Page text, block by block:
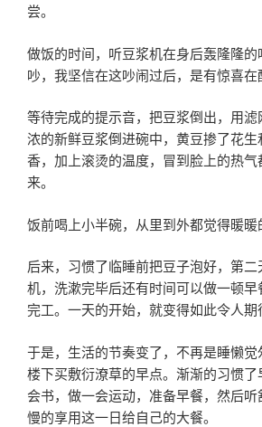
尝。
做饭的时间，听豆浆机在身后轰隆隆
吵，我坚信在这吵闹过后，是有惊喜在
等待完成的提示音，把豆浆倒出，用
浓的新鲜豆浆倒进碗中，黄豆掺了花
香，加上滚烫的温度，冒到脸上的热
来。
饭前喝上小半碗，从里到外都觉得暖暖
后来，习惯了临睡前把豆子泡好，第
机，洗漱完毕后还有时间可以做一顿
完工。一天的开始，就变得如此令人期
于是，生活的节奏变了，不再是睡懒
楼下买敷衍潦草的早点。渐渐的习惯
会书，做一会运动，准备早餐，然后
慢的享用这一日给自己的大餐。